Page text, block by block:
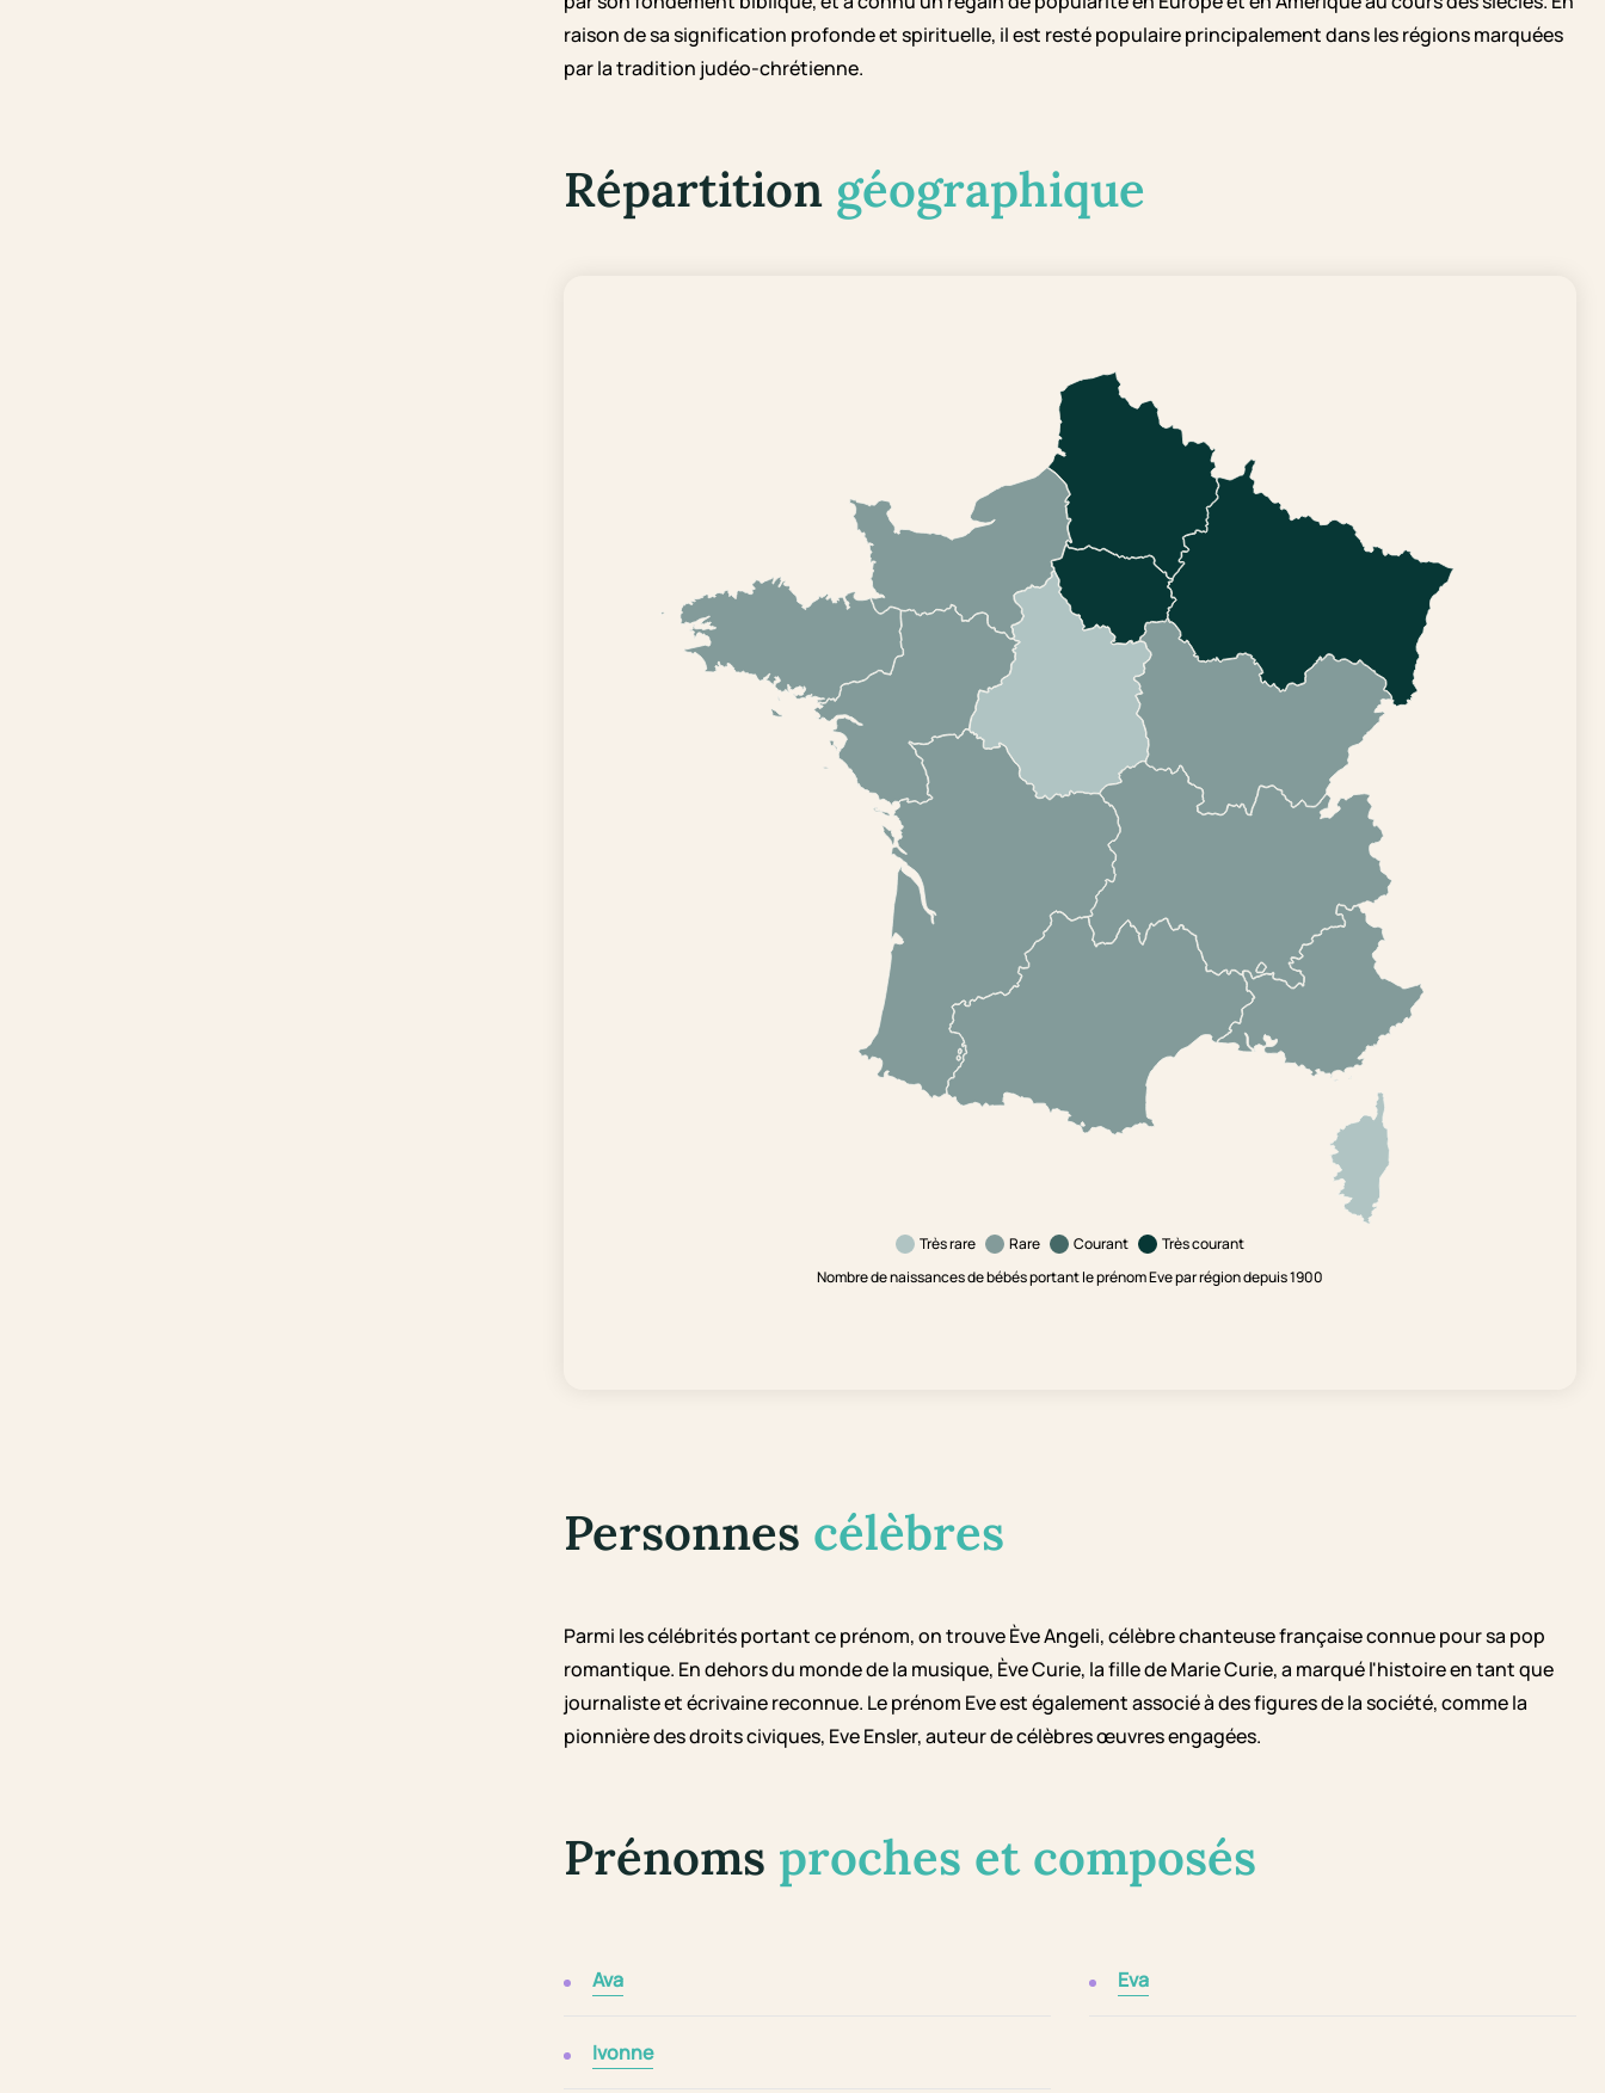
raison de sa signification profonde et spirituelle, il est resté populaire principalement dans les régions marquées
par la tradition judéo-chrétienne.
Répartition géographique
Très rare Rare Courant
Très courant
Nombre de naissances de bébés portant le prénom Eve par région depuis 1900
Personnes célèbres
Parmi les célébrités portant ce prénom, on trouve Ève Angeli, célèbre chanteuse française connue pour sa pop
romantique. En dehors du monde de la musique, Ève Curie, la fille de Marie Curie, a marqué l'histoire en tant que
journaliste et écrivaine reconnue. Le prénom Eve est également associé à des figures de la société, comme la
pionnière des droits civiques, Eve Ensler, auteur de célèbres œuvres engagées.
Prénoms proches et composés
Ava Eva
Ivonne